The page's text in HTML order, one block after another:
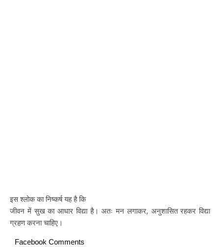
इस श्लोक का निष्कर्ष यह है कि
जीवन में सुख का आधार विद्या है। अतः मन लगाकर, अनुशासित रहकर विद्या
ग्रहण करना चाहिए।
Facebook Comments